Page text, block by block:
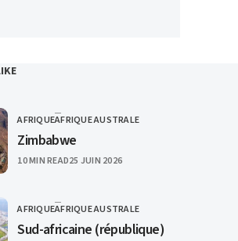
CATEGORY
AFRIQUEAFRIQUE AUSTRALE
Zimbabwe
10 MIN READPUBLISHED
25 JUIN 2026
CATEGORY
AFRIQUEAFRIQUE AUSTRALE
Sud-africaine (république)